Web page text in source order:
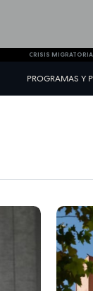
CRISIS MIGRATORIA
PROGRAMAS Y